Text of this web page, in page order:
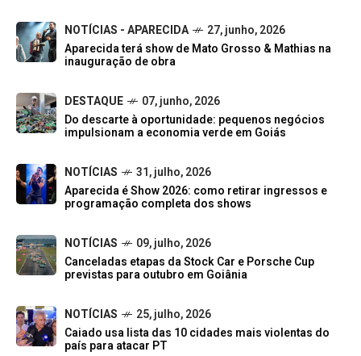
NOTÍCIAS - APARECIDA
27, junho, 2026
Aparecida terá show de Mato Grosso & Mathias na
inauguração de obra
DESTAQUE
07, junho, 2026
Do descarte à oportunidade: pequenos negócios
impulsionam a economia verde em Goiás
NOTÍCIAS
31, julho, 2026
Aparecida é Show 2026: como retirar ingressos e
programação completa dos shows
NOTÍCIAS
09, julho, 2026
Canceladas etapas da Stock Car e Porsche Cup
previstas para outubro em Goiânia
NOTÍCIAS
25, julho, 2026
Caiado usa lista das 10 cidades mais violentas do
país para atacar PT